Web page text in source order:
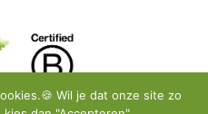
Wil je dat onze site zo